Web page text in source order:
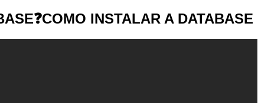
INSTALAR A DATABASE